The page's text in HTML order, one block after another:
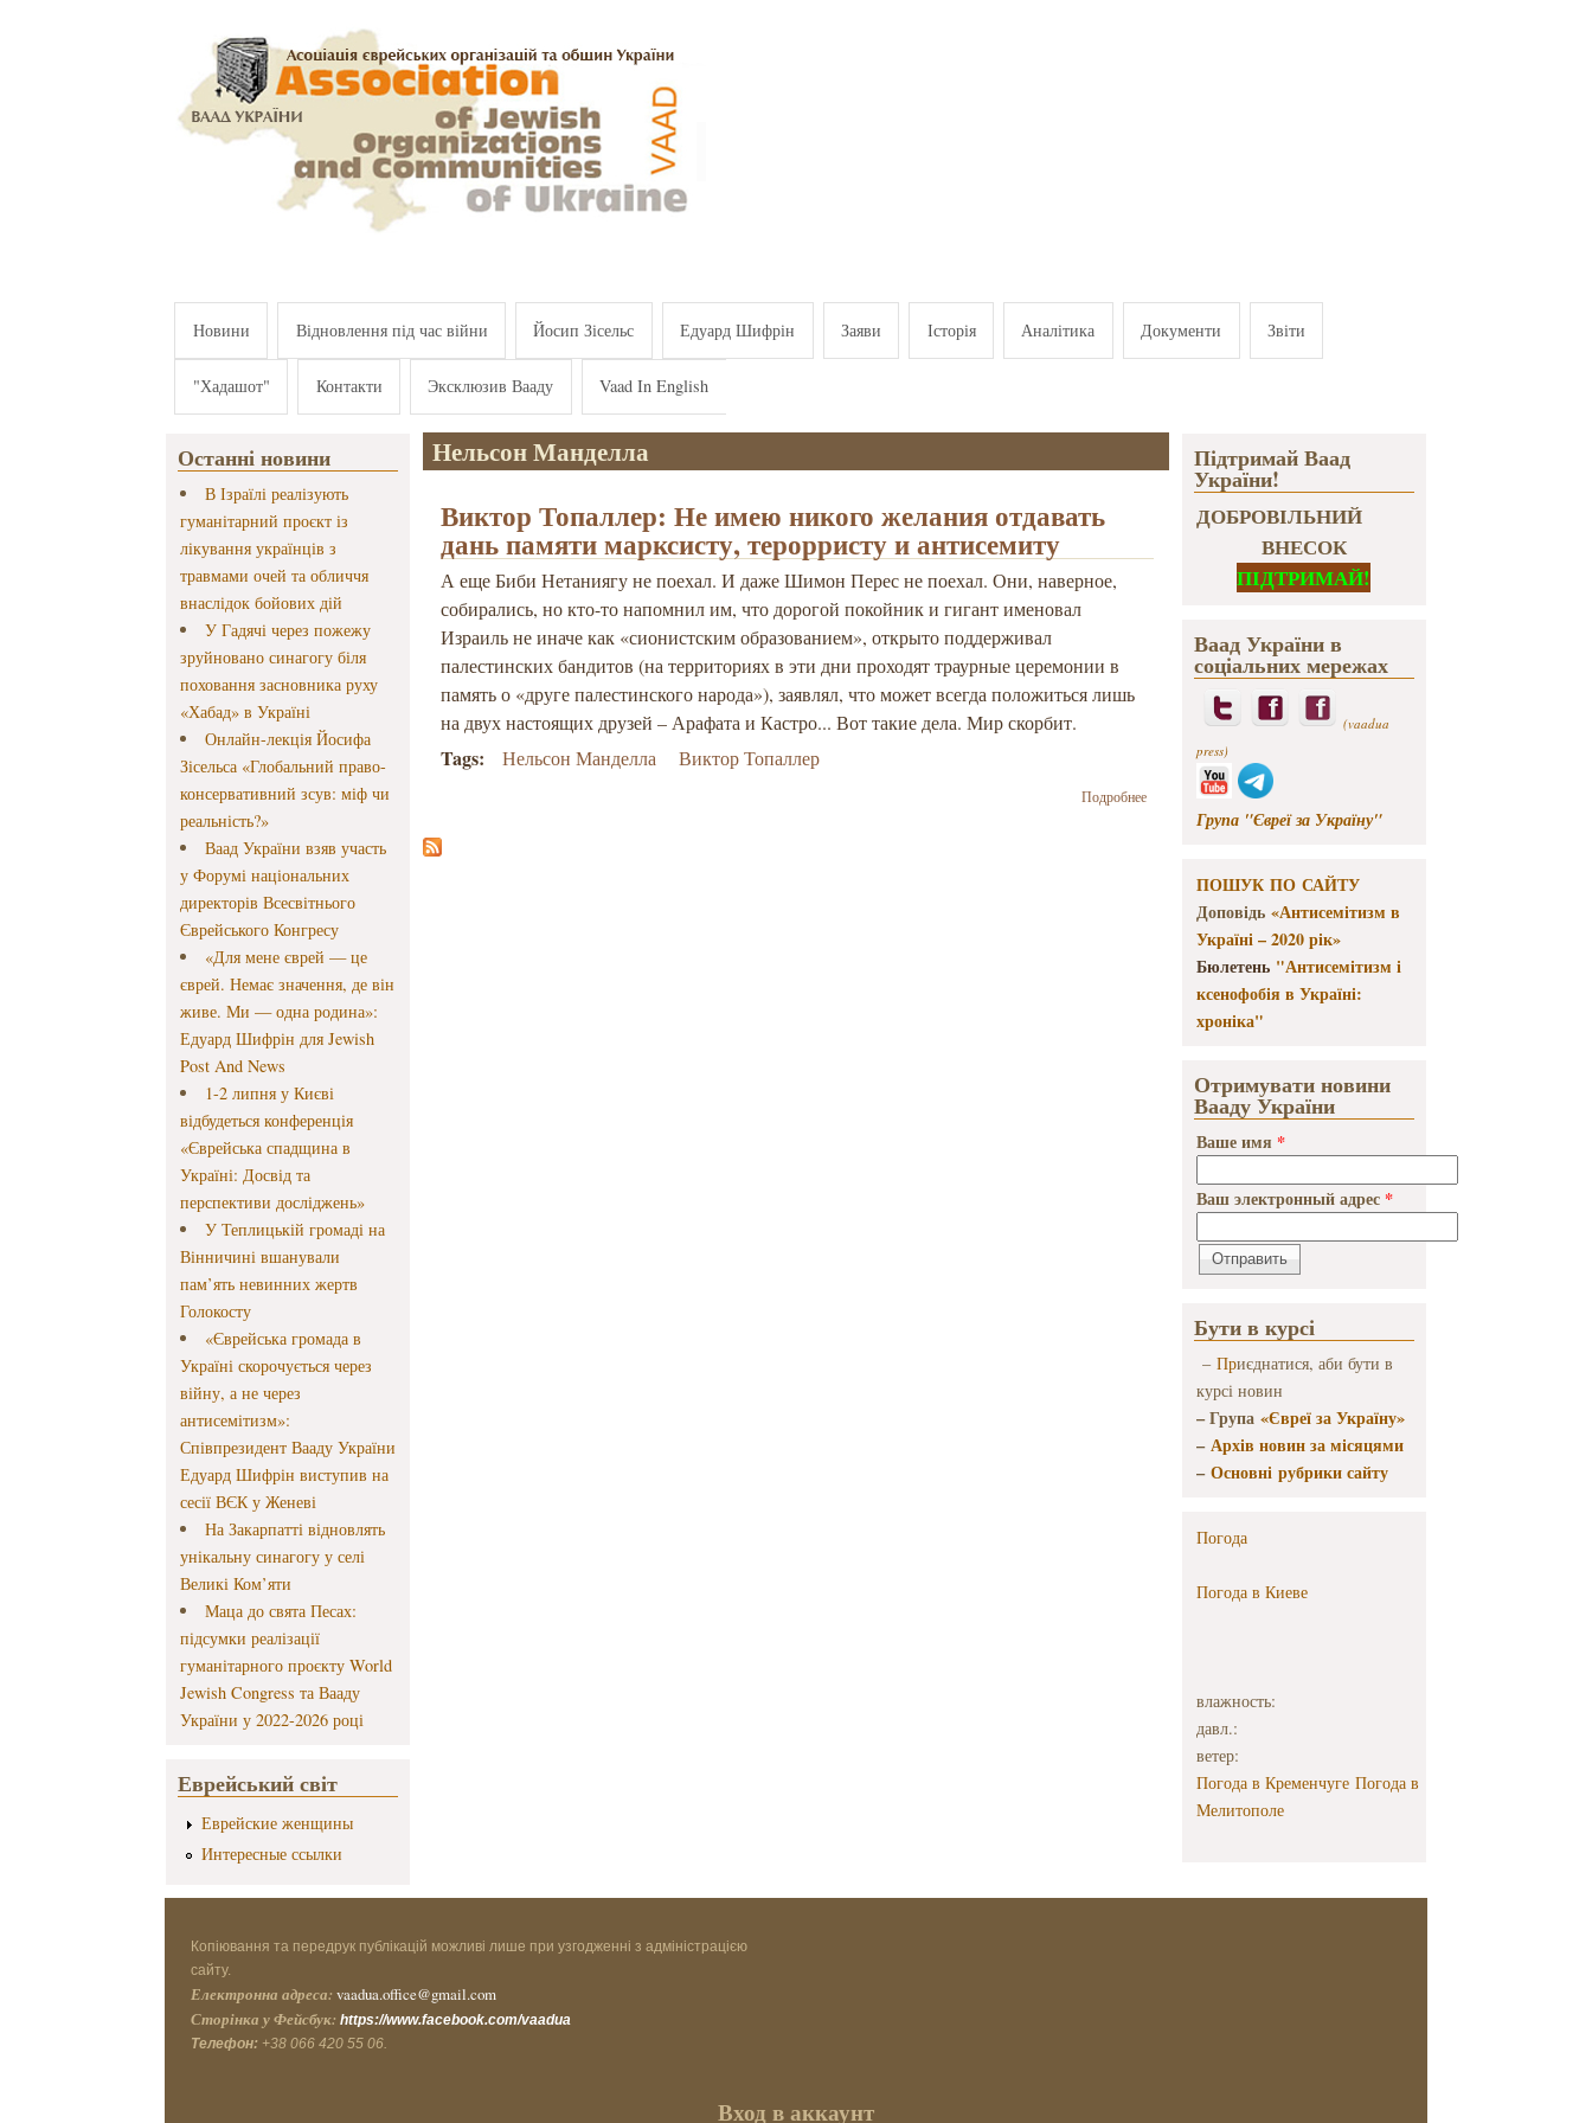
Новини Відновлення під час війни Йосип Зісельс Едуард Шифрін Заяви Історія Аналітика Документи Звіти
"Хадашот" Контакти Эксклюзив Вааду Vaad In English
Останні новини
В Ізраїлі реалізують
гуманітарний проєкт із
лікування українців з
травмами очей та обличчя
внаслідок бойових дій
У Гадячі через пожежу
зруйновано синагогу біля
поховання засновника руху
«Хабад» в Україні
Онлайн-лекція Йосифа
Зісельса «Глобальний право-
консервативний зсув: міф чи
реальність?»
Ваад України взяв участь
у Форумі національних
директорів Всесвітнього
Єврейського Конгресу
«Для мене єврей — це
єврей. Немає значення, де він
живе. Ми — одна родина»:
Едуард Шифрін для Jewish
Post And News
1-2 липня у Києві
відбудеться конференція
«Єврейська спадщина в
Україні: Досвід та
перспективи досліджень»
У Теплицькій громаді на
Вінничині вшанували
пам’ять невинних жертв
Голокосту
«Єврейська громада в
Україні скорочується через
війну, а не через
антисемітизм»:
Співпрезидент Вааду України
Едуард Шифрін виступив на
сесії ВЄК у Женеві
На Закарпатті відновлять
унікальну синагогу у селі
Великі Ком’яти
Маца до свята Песах:
підсумки реалізації
гуманітарного проєкту World
Jewish Congress та Вааду
України у 2022-2026 році
Еврейський світ
Еврейские женщины
Интересные ссылки
Нельсон Манделла
Виктор Топаллер: Не имею никого желания отдавать
дань памяти марксисту, терорристу и антисемиту
А еще Биби Нетаниягу не поехал. И даже Шимон Перес не поехал. Они, наверное,
собирались, но кто-то напомнил им, что дорогой покойник и гигант именовал
Израиль не иначе как «сионистским образованием», открыто поддерживал
палестинских бандитов (на территориях в эти дни проходят траурные церемонии в
память о «друге палестинского народа»), заявлял, что может всегда положиться лишь
на двух настоящих друзей – Арафата и Кастро... Вот такие дела. Мир скорбит.
Tags: Нельсон Манделла Виктор Топаллер
Подробнеео Виктор
Топаллер:
марксисту,
антисемиту
Підтримай Ваад
України!
ДОБРОВІЛЬНИЙ
ВНЕСОК
ПІДТРИМАЙ!
Ваад України в
соціальних мережах
(vaadua
press)
Група "Євреї за Україну"
ПОШУК ПО САЙТУ
Доповідь «Антисемітизм в
Україні – 2020 рік»
Бюлетень "Антисемітизм і
ксенофобія в Україні:
хроніка"
Отримувати новини
Вааду України
Ваше имя *
Ваш электронный адрес *
Бути в курсі
– Приєднатися, аби бути в
курсі новин
– Група «Євреї за Україну»
–Архів новин за місяцями
–Основні рубрики сайту
Погода
Погода в Киеве
влажность:
давл.:
ветер:
Погода в Кременчуге Погода в
Мелитополе
Копіювання та передрук публікацій можливі лише при узгодженні з адміністрацією
сайту.
Електронна адреса: vaadua.office@gmail.com
Сторінка у Фейсбук: https://www.facebook.com/vaadua
Телефон: +38 066 420 55 06.
Вход в аккаунт